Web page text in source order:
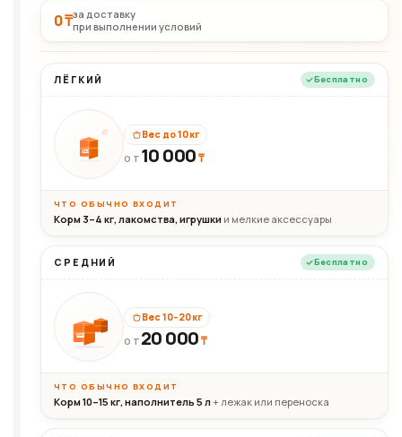
0 ₸за доставку
при выполнении условий
ЛЁГКИЙ Бесплатно
10кг
Вес до 10 кг
ОТ 10 000₸
ЧТО ОБЫЧНО ВХОДИТ
Корм 3–4 кг, лакомства, игрушки и мелкие аксессуары
СРЕДНИЙ Бесплатно
20кг
Вес 10–20 кг
ОТ 20 000₸
ЧТО ОБЫЧНО ВХОДИТ
Корм 10–15 кг, наполнитель 5 л+ лежак или переноска